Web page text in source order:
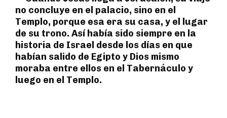
no concluye en el palacio, sino en el
Templo, porque esa era su casa, y el lugar
de su trono. Así había sido siempre en la
historia de Israel desde los días en que
habían salido de Egipto y Dios mismo
moraba entre ellos en el Tabernáculo y
luego en el Templo.